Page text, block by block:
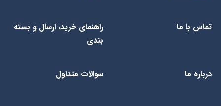
تماس با ما
راهنمای خرید، ارسال و بسته
بندی
درباره ما سوالات متداول